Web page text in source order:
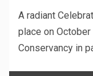
A radiant
place on
Conservancy in